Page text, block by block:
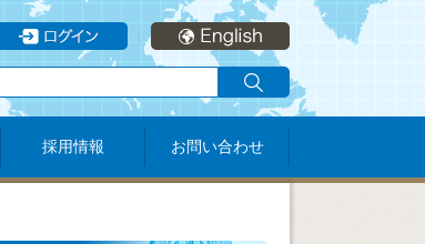
採用情報 お問い合わせ